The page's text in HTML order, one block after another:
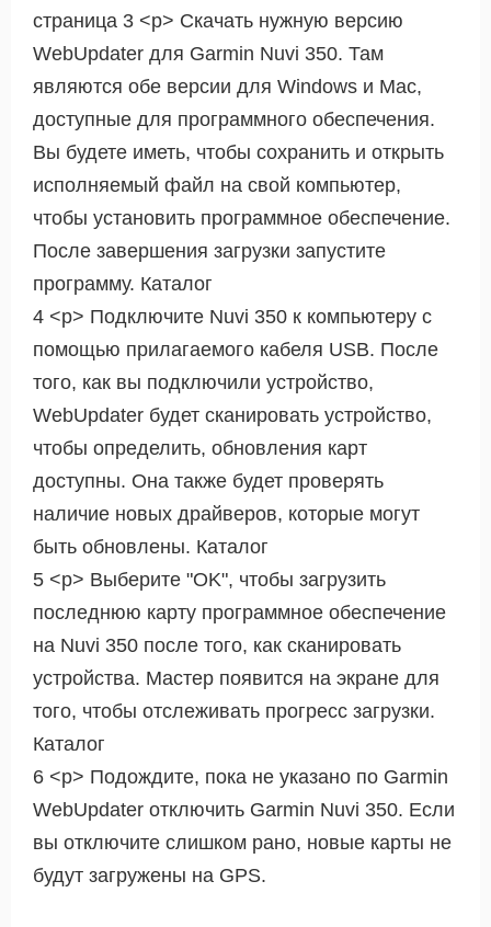
страница 3 <р> Скачать нужную версию
WebUpdater для Garmin Nuvi 350. Там
являются обе версии для Windows и Mac,
доступные для программного обеспечения.
Вы будете иметь, чтобы сохранить и открыть
исполняемый файл на свой компьютер,
чтобы установить программное обеспечение.
После завершения загрузки запустите
программу. Каталог
4 <р> Подключите Nuvi 350 к компьютеру с
помощью прилагаемого кабеля USB. После
того, как вы подключили устройство,
WebUpdater будет сканировать устройство,
чтобы определить, обновления карт
доступны. Она также будет проверять
наличие новых драйверов, которые могут
быть обновлены. Каталог
5 <р> Выберите "OK", чтобы загрузить
последнюю карту программное обеспечение
на Nuvi 350 после того, как сканировать
устройства. Мастер появится на экране для
того, чтобы отслеживать прогресс загрузки.
Каталог
6 <р> Подождите, пока не указано по Garmin
WebUpdater отключить Garmin Nuvi 350. Если
вы отключите слишком рано, новые карты не
будут загружены на GPS.